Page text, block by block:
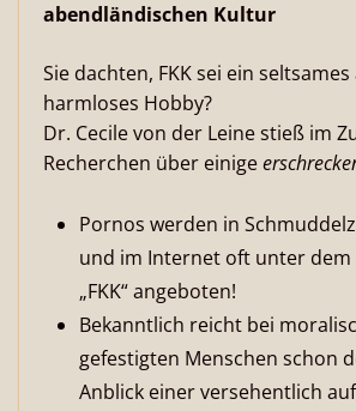
abendländischen Kultur
Sie dachten, FKK sei ein
harmloses Hobby?
Dr. Cecile von der Leine stieß im
Recherchen über einige
Pornos werden in
und im Internet oft unter
„FKK“ angeboten!
Bekanntlich reicht bei
gefestigten Menschen schon
Anblick einer versehentlich